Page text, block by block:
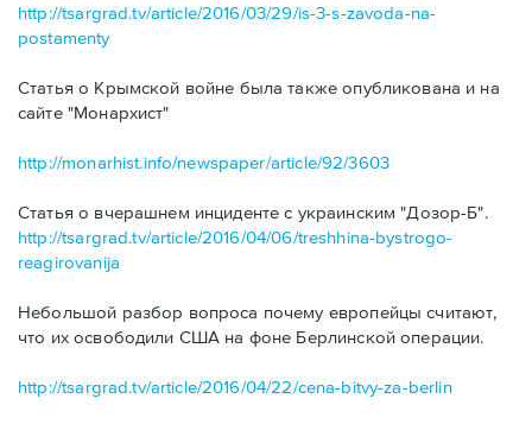
http://tsargrad.tv/article/2016/03/29/is-3-s-zavoda-na-
postamenty
Статья о Крымской войне была также опубликована и на
сайте "Монархист"
http://monarhist.info/newspaper/article/92/3603
Статья о вчерашнем инциденте с украинским "Дозор-Б".
http://tsargrad.tv/article/2016/04/06/treshhina-bystrogo-
reagirovanija
Небольшой разбор вопроса почему европейцы считают,
что их освободили США на фоне Берлинской операции.
http://tsargrad.tv/article/2016/04/22/cena-bitvy-za-berlin